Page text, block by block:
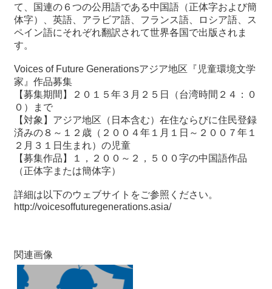
ホ
ー
ム
イ
ト
ッ
て、国連の６つの公用語である中国語（正体字および簡
体字）、英語、アラビア語、フランス語、ロシア語、ス
ペイン語にそれぞれ翻訳されて世界各国で出版されま
す。
Voices of Future Generationsアジア地区『児童環境文学
家』作品募集
【募集期間】２０１５年３月２５日（台湾時間２４：０
０）まで
【対象】アジア地区（日本含む）在住ならびに住民登録
済みの８～１２歳（２００４年１月１日～２００７年１
２月３１日生まれ）の児童
【募集作品】１，２００～２，５００字の中国語作品
（正体字または簡体字）
詳細は以下のウェブサイトをご参照ください。
http://voicesoffuturegenerations.asia/
関連画像